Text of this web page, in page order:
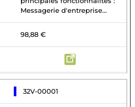
Messagerie d'entreprise...
98,88 €
32V-00001